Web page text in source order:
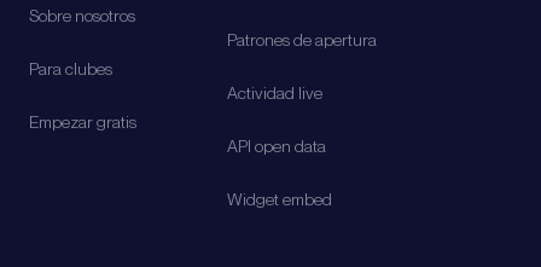
Sobre nosotros
Para clubes
Empezar gratis
Patrones de apertura
Actividad live
API open data
Widget embed